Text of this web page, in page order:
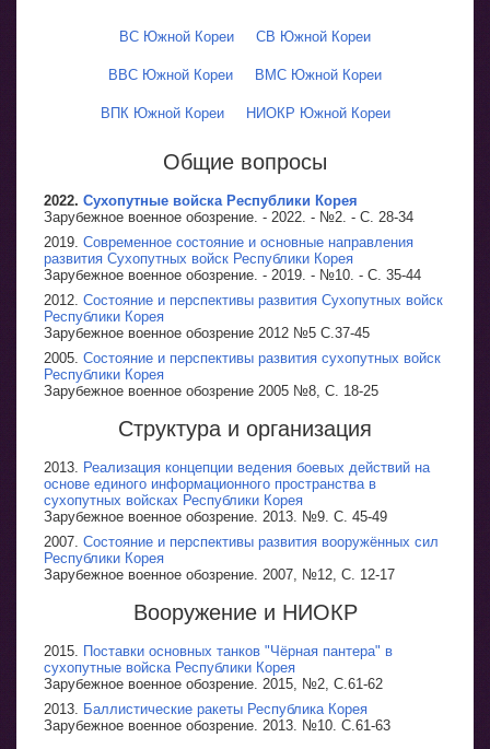
ВС Южной Кореи СВ Южной Кореи
ВВС Южной Кореи ВМС Южной Кореи
ВПК Южной Кореи НИОКР Южной Кореи
Общие вопросы
2022. Сухопутные войска Республики Корея
Зарубежное военное обозрение. - 2022. - №2. - С. 28-34
2019. Современное состояние и основные направления
развития Сухопутных войск Республики Корея
Зарубежное военное обозрение. - 2019. - №10. - С. 35-44
2012. Состояние и перспективы развития Сухопутных войск
Республики Корея
Зарубежное военное обозрение 2012 №5 С.37-45
2005. Состояние и перспективы развития сухопутных войск
Республики Корея
Зарубежное военное обозрение 2005 №8, С. 18-25
Структура и организация
2013. Реализация концепции ведения боевых действий на
основе единого информационного пространства в
сухопутных войсках Республики Корея
Зарубежное военное обозрение. 2013. №9. С. 45-49
2007. Состояние и перспективы развития вооружённых сил
Республики Корея
Зарубежное военное обозрение. 2007, №12, С. 12-17
Вооружение и НИОКР
2015. Поставки основных танков "Чёрная пантера" в
сухопутные войска Республики Корея
Зарубежное военное обозрение. 2015, №2, С.61-62
2013. Баллистические ракеты Республика Корея
Зарубежное военное обозрение. 2013. №10. С.61-63